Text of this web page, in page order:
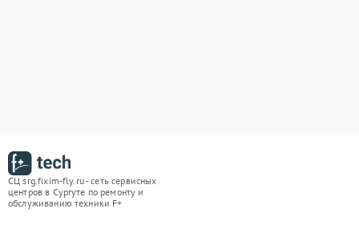
СЦ srg.fixim-fly.ru - сеть сервисных
центров в Сургуте по ремонту и
обслуживанию техники F+